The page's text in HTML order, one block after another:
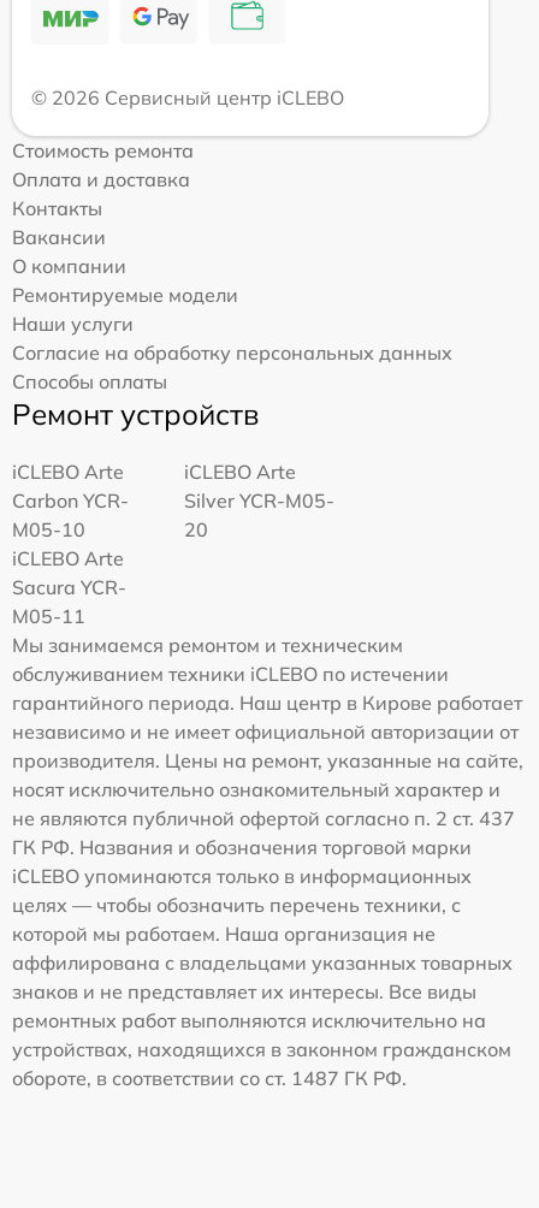
© 2026 Сервисный центр iCLEBO
Стоимость ремонта
Оплата и доставка
Контакты
Вакансии
О компании
Ремонтируемые модели
Наши услуги
Согласие на обработку персональных данных
Способы оплаты
Ремонт устройств
iCLEBO Arte
Carbon YCR-
M05-10
iCLEBO Arte
Silver YCR-M05-
20
iCLEBO Arte
Sacura YCR-
M05-11
Мы занимаемся ремонтом и техническим
обслуживанием техники iCLEBO по истечении
гарантийного периода. Наш центр в Кирове работает
независимо и не имеет официальной авторизации от
производителя. Цены на ремонт, указанные на сайте,
носят исключительно ознакомительный характер и
не являются публичной офертой согласно п. 2 ст. 437
ГК РФ. Названия и обозначения торговой марки
iCLEBO упоминаются только в информационных
целях — чтобы обозначить перечень техники, с
которой мы работаем. Наша организация не
аффилирована с владельцами указанных товарных
знаков и не представляет их интересы. Все виды
ремонтных работ выполняются исключительно на
устройствах, находящихся в законном гражданском
обороте, в соответствии со ст. 1487 ГК РФ.